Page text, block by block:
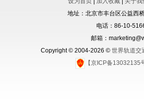
地址：北京市丰台区公益西
电话：86-10-
邮箱：
Copyright © 2004-2026 © 世界轨道交
【京ICP备13032135